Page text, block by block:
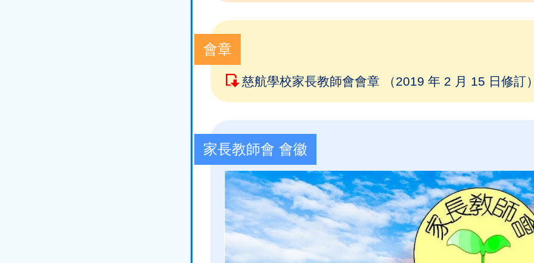
會章
慈航學校家長教師會會章 （2019 年 2 月 15 日修訂
家長教師會 會徽